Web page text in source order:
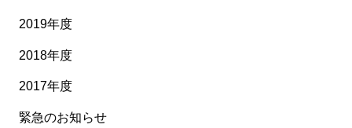
2019年度
2018年度
2017年度
緊急のお知らせ